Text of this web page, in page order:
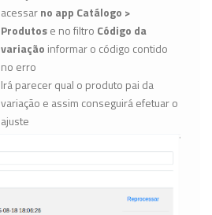
acessarno app Catálogo >
Produtose no filtro Código da
variação informar o código contido
no erro
Irá parecer qual o produto pai da
variação e assim conseguirá efetuar o
ajuste